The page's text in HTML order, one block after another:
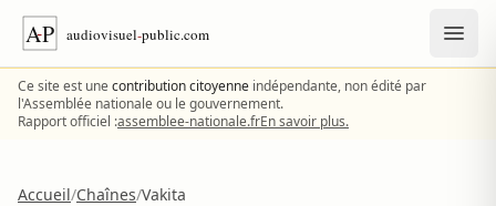
Aller au contenu
Ce site est unecontribution citoyenne indépendante, non édité par
l'Assemblée nationale ou le gouvernement.
Rapport officiel :assemblee-nationale.frEn savoir plus.
Accueil/Chaînes/Vakita